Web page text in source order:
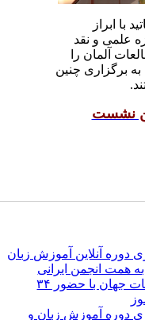
ابراز
علمی و نقد
آلمان را
برگزاری چنین
نشست
دوره آنلاین آموزش زبان
همت انجمن ایرانی
مطالعات جهان با حضور ۳۴
دوره آموزش زبان و